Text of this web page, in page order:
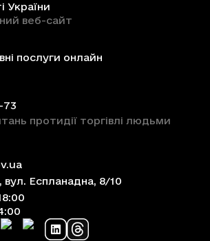
України
веб-сайт
послуги онлайн
73
протидії торгівлі людьми
вул. Еспланадна, 8/10